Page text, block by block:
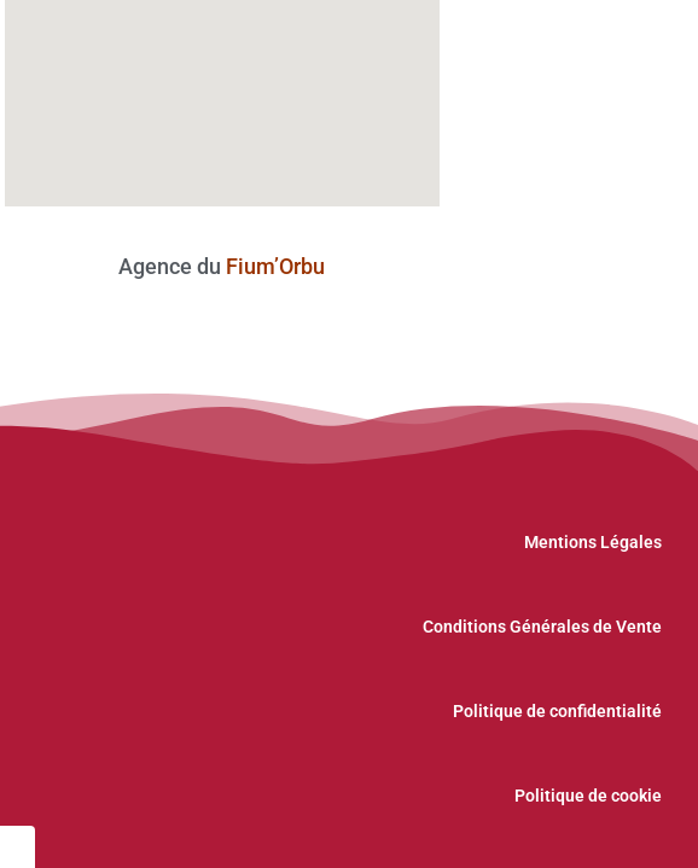
Agence du Fium’Orbu
Mentions Légales
Conditions Générales de Vente
Politique de confidentialité
Politique de cookie